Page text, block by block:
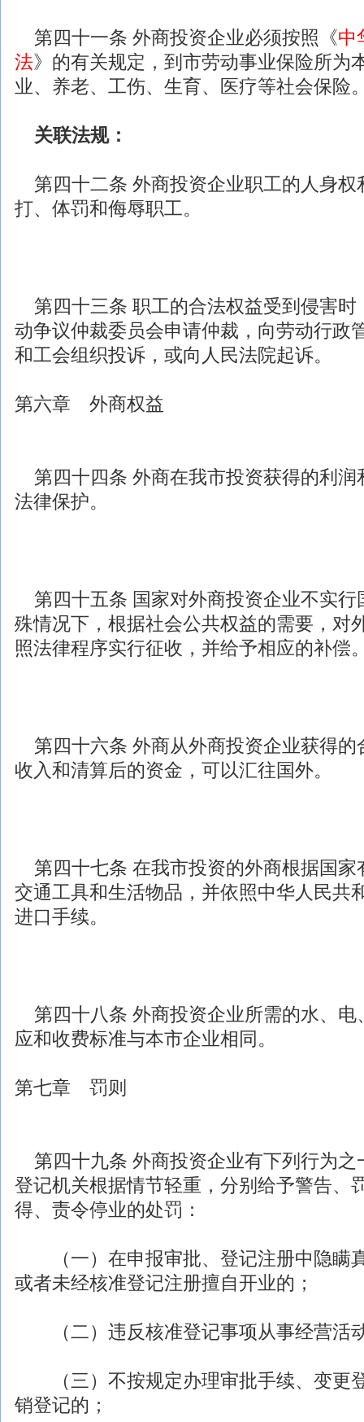
第四十一条 外商投资企业必须按照《中
法》的有关规定，到市劳动事业保险所为
业、养老、工伤、生育、医疗等社会保险
关联法规：
第四十二条 外商投资企业职工的人身权
打、体罚和侮辱职工。
第四十三条 职工的合法权益受到侵害时
动争议仲裁委员会申请仲裁，向劳动行政
和工会组织投诉，或向人民法院起诉。
第六章 外商权益
第四十四条 外商在我市投资获得的利润
法律保护。
第四十五条 国家对外商投资企业不实行
殊情况下，根据社会公共权益的需要，对
照法律程序实行征收，并给予相应的补偿
第四十六条 外商从外商投资企业获得的
收入和清算后的资金，可以汇往国外。
第四十七条 在我市投资的外商根据国家
交通工具和生活物品，并依照中华人民共
进口手续。
第四十八条 外商投资企业所需的水、电
应和收费标准与本市企业相同。
第七章 罚则
第四十九条 外商投资企业有下列行为之
登记机关根据情节轻重，分别给予警告、
得、责令停业的处罚：
（一）在申报审批、登记注册中隐瞒
或者未经核准登记注册擅自开业的；
（二）违反核准登记事项从事经营活
（三）不按规定办理审批手续、变更
销登记的；